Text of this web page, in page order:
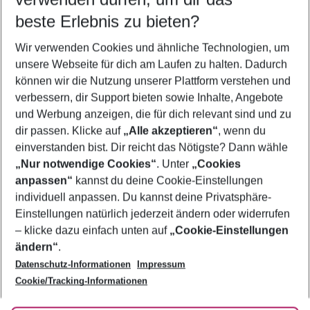
5-8 Nächte
2 Erwachsene Keine Kinder
Mehr Filter anzeigen
Footer
Footer navigation
Über uns
AGB
Bestpreisgarantie
Cookie-Einstellungen ändern
Cookie-Richtlinie
Agenturbetreuung
Barrierefreies Reisen
Folge uns
beste Erlebnis zu bieten?
Wir verwenden Cookies und ähnliche Technologien, um
unsere Webseite für dich am Laufen zu halten. Dadurch
können wir die Nutzung unserer Plattform verstehen und
verbessern, dir Support bieten sowie Inhalte, Angebote
und Werbung anzeigen, die für dich relevant sind und zu
dir passen. Klicke auf „Alle akzeptieren“, wenn du
einverstanden bist. Dir reicht das Nötigste? Dann wähle
„Nur notwendige Cookies“. Unter „Cookies
anpassen“ kannst du deine Cookie-Einstellungen
individuell anpassen. Du kannst deine Privatsphäre-
Einstellungen natürlich jederzeit ändern oder widerrufen
– klicke dazu einfach unten auf „Cookie-Einstellungen
ändern“.
Datenschutz-Informationen
Impressum
Cookie/Tracking-Informationen